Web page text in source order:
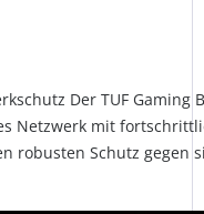
Der TUF Gaming
Netzwerk mit
robusten Schutz gegen